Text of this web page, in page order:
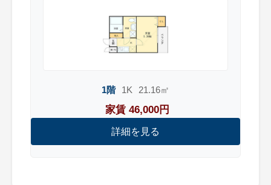
1階 1K 21.16㎡
家賃 46,000円
詳細を見る